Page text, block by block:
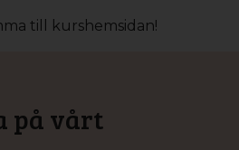
till kurshemsidan!
på vårt